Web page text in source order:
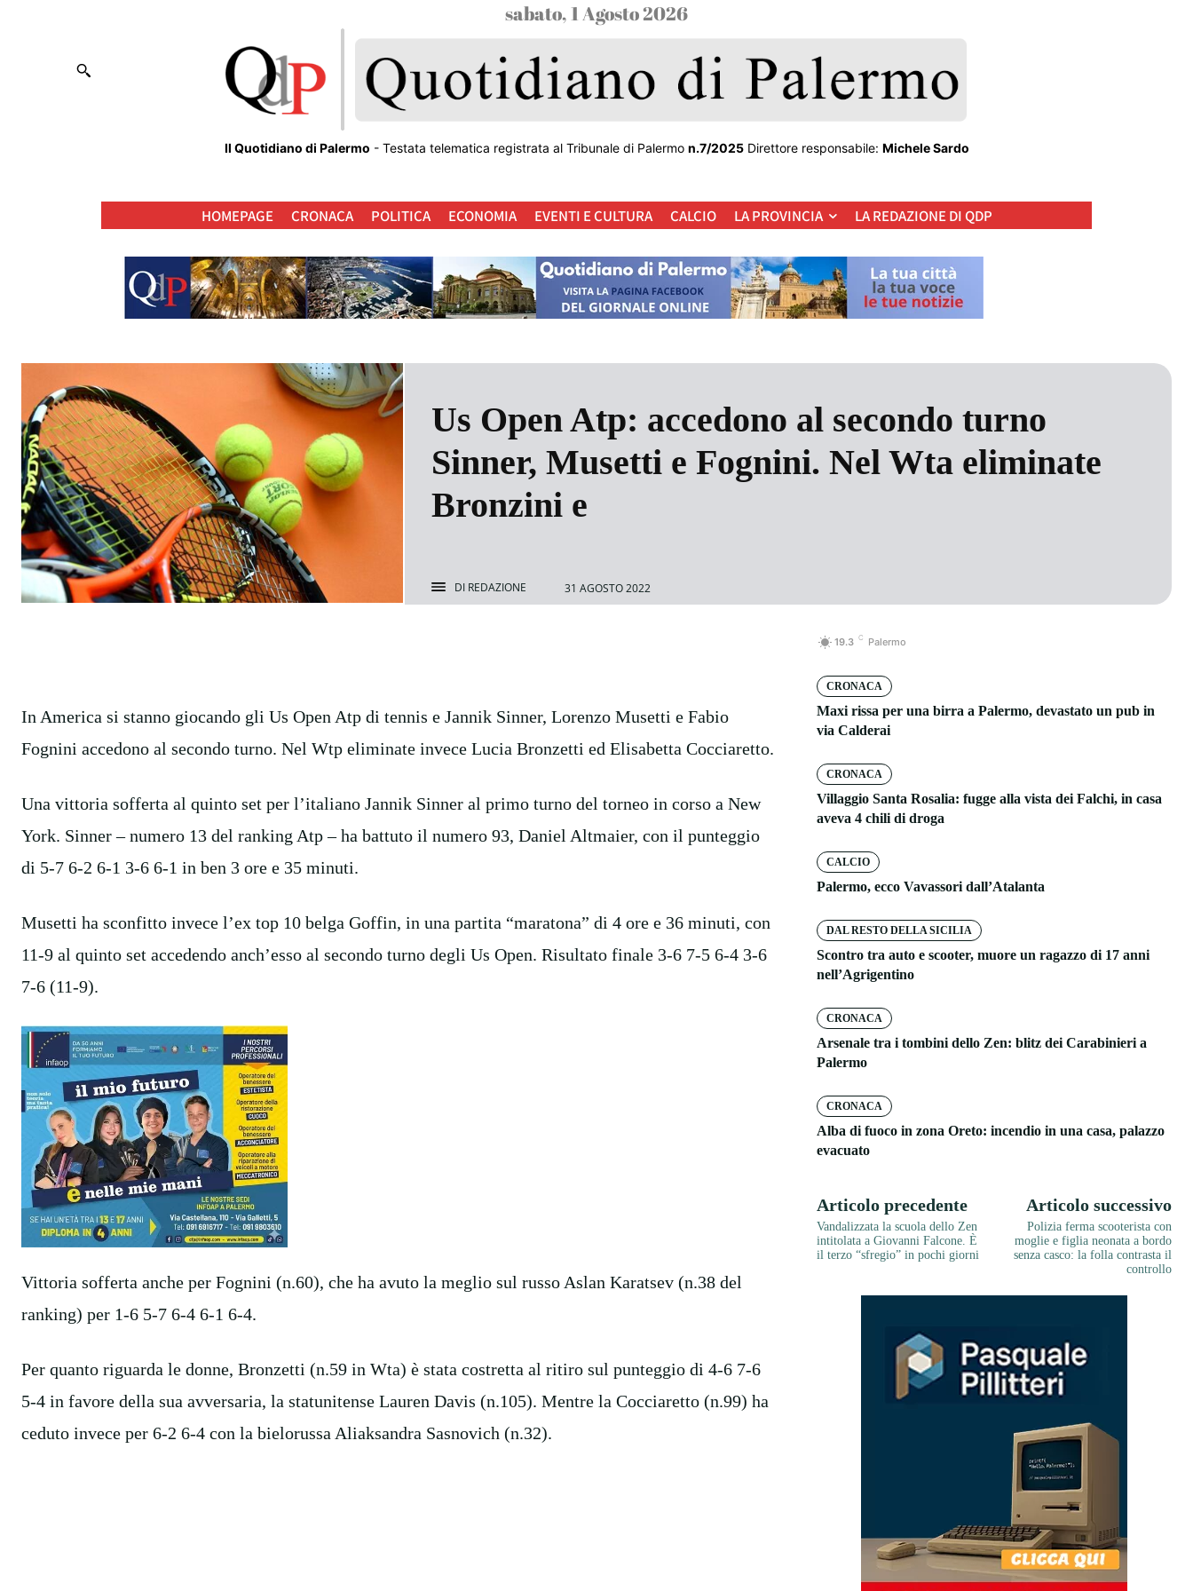
sabato, 1 Agosto 2026
Il Quotidiano di Palermo - Testata telematica registrata al Tribunale di Palermo n.7/2025Direttore responsabile: Michele Sardo
HOMEPAGE CRONACA POLITICA ECONOMIA EVENTI E CULTURA CALCIO LA PROVINCIA LA REDAZIONE DI QDP
Us Open Atp: accedono al secondo turno
Sinner, Musetti e Fognini. Nel Wta eliminate
Bronzini e
DI REDAZIONE 31 AGOSTO 2022
In America si stanno giocando gli Us Open Atp di tennis e Jannik Sinner, Lorenzo Musetti e Fabio
Fognini accedono al secondo turno. Nel Wtp eliminate invece Lucia Bronzetti ed Elisabetta Cocciaretto.
Una vittoria sofferta al quinto set per l’italiano Jannik Sinner al primo turno del torneo in corso a New
York. Sinner – numero 13 del ranking Atp – ha battuto il numero 93, Daniel Altmaier, con il punteggio
di 5-7 6-2 6-1 3-6 6-1 in ben 3 ore e 35 minuti.
Musetti ha sconfitto invece l’ex top 10 belga Goffin, in una partita “maratona” di 4 ore e 36 minuti, con
11-9 al quinto set accedendo anch’esso al secondo turno degli Us Open. Risultato finale 3-6 7-5 6-4 3-6
7-6 (11-9).
Vittoria sofferta anche per Fognini (n.60), che ha avuto la meglio sul russo Aslan Karatsev (n.38 del
ranking) per 1-6 5-7 6-4 6-1 6-4.
Per quanto riguarda le donne, Bronzetti (n.59 in Wta) è stata costretta al ritiro sul punteggio di 4-6 7-6
5-4 in favore della sua avversaria, la statunitense Lauren Davis (n.105). Mentre la Cocciaretto (n.99) ha
ceduto invece per 6-2 6-4 con la bielorussa Aliaksandra Sasnovich (n.32).
19.3 C Palermo
CRONACA
Maxi rissa per una birra a Palermo, devastato un pub in
via Calderai
CRONACA
Villaggio Santa Rosalia: fugge alla vista dei Falchi, in casa
aveva 4 chili di droga
CALCIO
Palermo, ecco Vavassori dall’Atalanta
DAL RESTO DELLA SICILIA
Scontro tra auto e scooter, muore un ragazzo di 17 anni
nell’Agrigentino
CRONACA
Arsenale tra i tombini dello Zen: blitz dei Carabinieri a
Palermo
CRONACA
Alba di fuoco in zona Oreto: incendio in una casa, palazzo
evacuato
Articolo precedente
Vandalizzata la scuola dello Zen
intitolata a Giovanni Falcone. È
il terzo “sfregio” in pochi giorni
Articolo successivo
Polizia ferma scooterista con
moglie e figlia neonata a bordo
senza casco: la folla contrasta il
controllo